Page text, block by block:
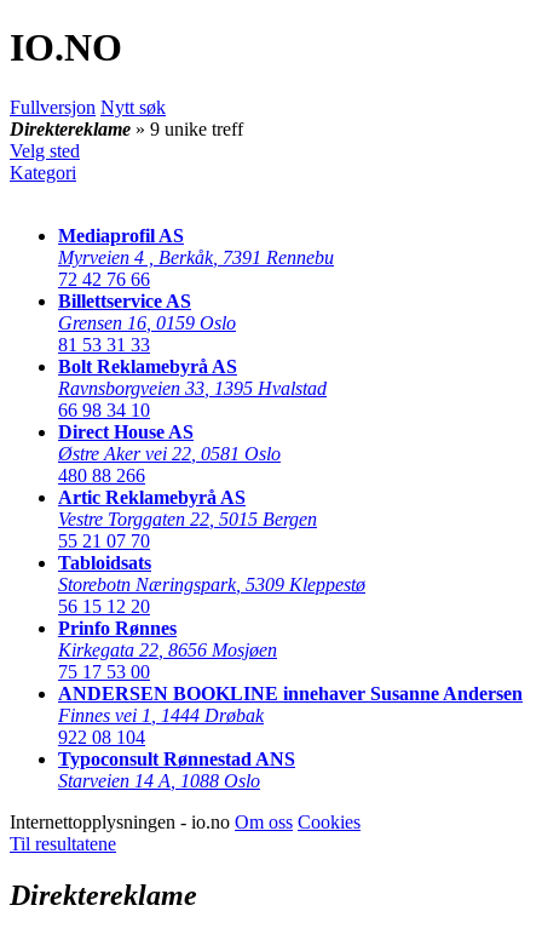
IO.NO
Fullversjon Nytt søk
Direktereklame » 9 unike treff
Velg sted
Kategori
Mediaprofil AS
Myrveien 4 , Berkåk, 7391 Rennebu
72 42 76 66
Billettservice AS
Grensen 16 0159 Oslo
81 53 31 33
Bolt Reklamebyrå AS
Ravnsborgveien 33 1395 Hvalstad
66 98 34 10
Direct House AS
Østre Aker vei 22 0581 Oslo
480 88 266
Artic Reklamebyrå AS
Vestre Torggaten 22 5015 Bergen
55 21 07 70
Tabloidsats
Storebotn Næringspark, 5309 Kleppestø
56 15 12 20
Prinfo Rønnes
Kirkegata 22 8656 Mosjøen
75 17 53 00
ANDERSEN BOOKLINE innehaver Susanne Andersen
Finnes vei 1
1444 Drøbak
922 08 104
Typoconsult Rønnestad ANS
Starveien 14 A
1088 Oslo
Internettopplysningen - io.no Om oss Cookies
Til resultatene
Direktereklame